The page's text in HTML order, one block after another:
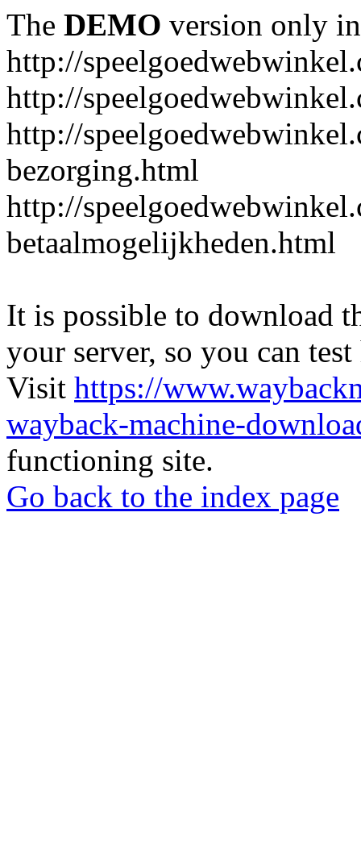
The DEMO version only
http://
http://
http://
bezorging.html
http://
betaalmogelijkheden.html
It is possible to download
your server, so you can
Visit https://
wayback-machine-
functioning site.
Go back to the index page